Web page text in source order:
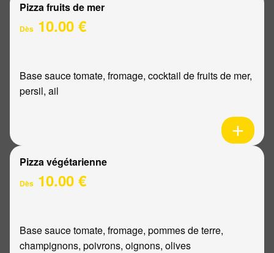
Pizza fruits de mer
Dès 10.00 €
Base sauce tomate, fromage, cocktail de fruits de mer,
persil, ail
Pizza végétarienne
Dès 10.00 €
Base sauce tomate, fromage, pommes de terre,
champignons, poivrons, oignons, olives